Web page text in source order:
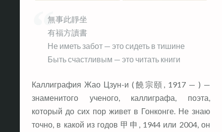
無事此靜坐
有福方讀書
Не иметь забот — это сидеть в тишине
Быть счастливым — это читать книги
Каллиграфия Жао Цзун-и (饒宗頤, 1917 — ) —
знаменитого ученого, каллиграфа, поэта,
который до сих пор живет в Гонконге. Не знаю
точно, в какой из годов 甲申, 1944 или 2004, он